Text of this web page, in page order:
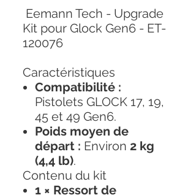
Eemann Tech - Upgrade
Kit pour Glock Gen6 - ET-
120076
Caractéristiques
Compatibilité :
Pistolets GLOCK 17, 19,
45 et 49 Gen6.
Poids moyen de
départ : Environ 2 kg
(4,4 lb).
Contenu du kit
1 × Ressort de